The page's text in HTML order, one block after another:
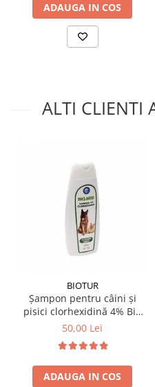
ADAUGA IN COS
ALTI CLIENTI
BIOTUR
Șampon pentru câini și
pisici clorhexidină 4% Bio
Med 300 ml
50,00 Lei
ADAUGA IN COS